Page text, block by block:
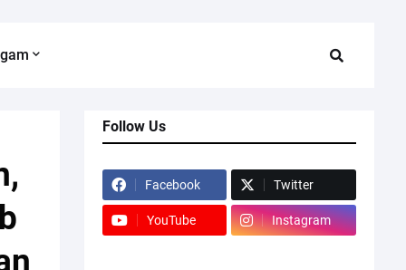
Follow Us
Facebook Twitter
YouTube Instagram